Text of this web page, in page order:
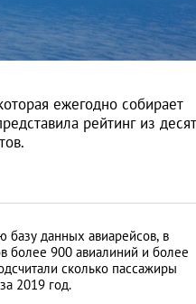
ежегодно собирает
рейтинг из
базу данных авиарейсов, в
более 900 авиалиний и более
сколько пассажиры
2019 год.